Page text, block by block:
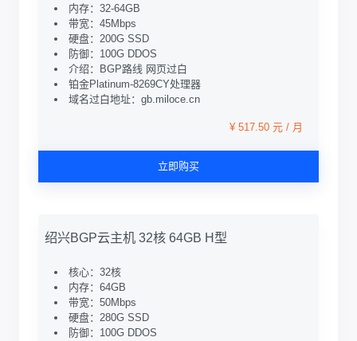
内存：32-64GB
带宽：45Mbps
硬盘：200G SSD
防御：100G DDOS
介绍：BGP路线 网页过白
铂金Platinum-8269CY处理器
域名过白地址：gb.miloce.cn
¥ 517.50 元 / 月
立即购买
绍兴BGP云主机 32核 64GB H型
核心：32核
内存：64GB
带宽：50Mbps
硬盘：280G SSD
防御：100G DDOS